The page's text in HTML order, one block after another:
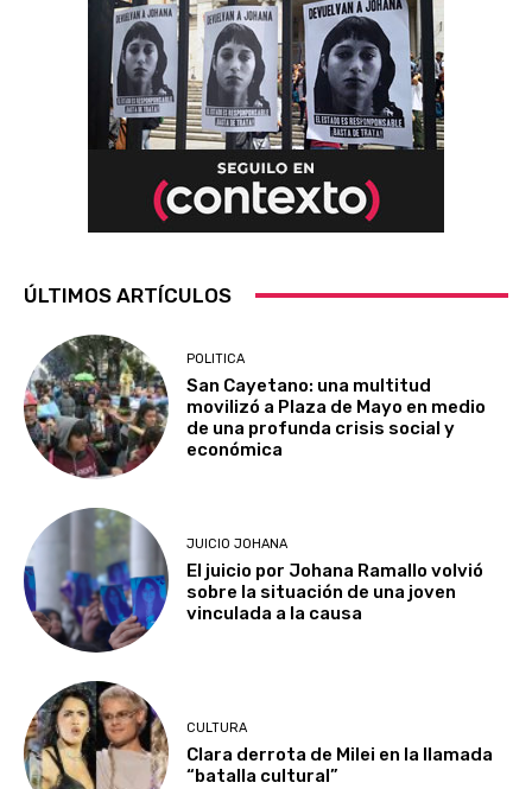
ÚLTIMOS ARTÍCULOS
POLITICA
San Cayetano: una multitud
movilizó a Plaza de Mayo en medio
de una profunda crisis social y
económica
JUICIO JOHANA
El juicio por Johana Ramallo volvió
sobre la situación de una joven
vinculada a la causa
CULTURA
Clara derrota de Milei en la llamada
“batalla cultural”